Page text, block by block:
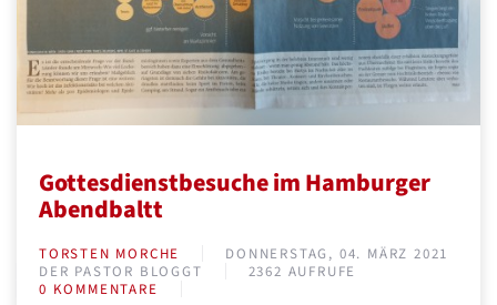
Gottesdienstbesuche im Hamburger
Abendbaltt
TORSTEN MORCHE
DONNERSTAG, 04. MÄRZ 2021
DER PASTOR BLOGGT
2362 AUFRUFE
0 KOMMENTARE